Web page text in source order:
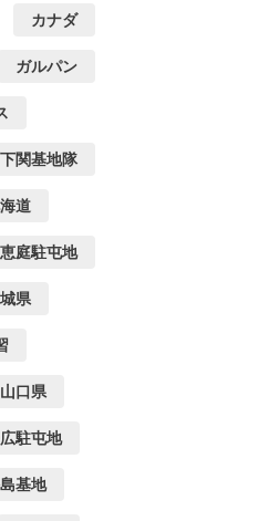
カナダ
ガルパン
下関基地隊
道
庭駐屯地
県
山口県
駐屯地
基地